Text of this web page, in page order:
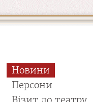
Новини
Персони